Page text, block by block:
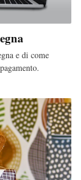
e di come